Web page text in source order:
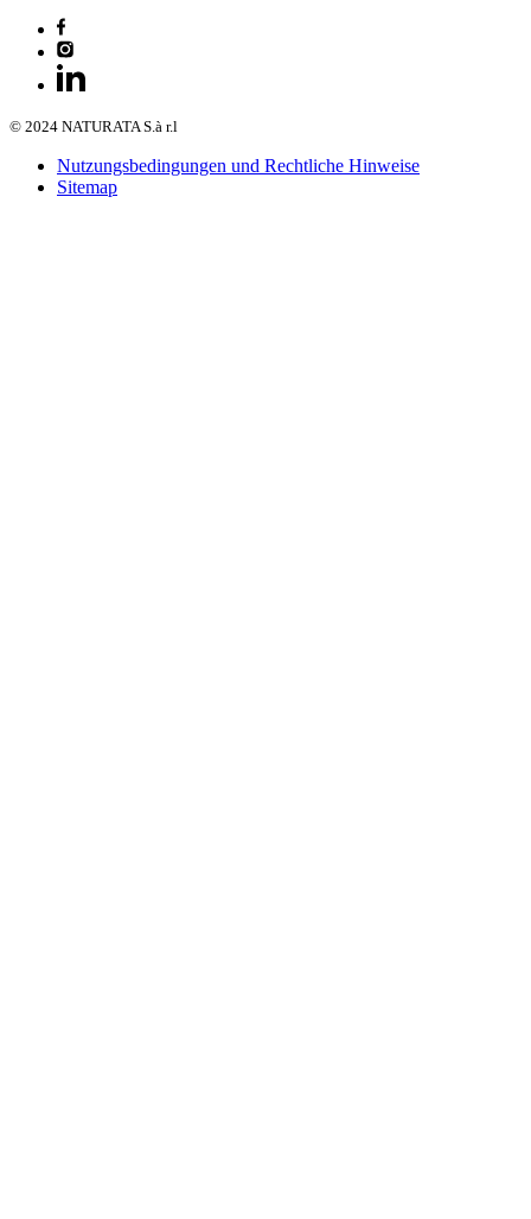
© 2024 NATURATA S.à r.l
Nutzungsbedingungen und Rechtliche Hinweise
Sitemap